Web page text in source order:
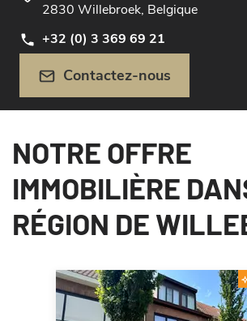
2830 Willebroek, Belgique
+32 (0) 3 369 69 21
Contactez-nous
NOTRE OFFRE
IMMOBILIÈRE
RÉGION DE